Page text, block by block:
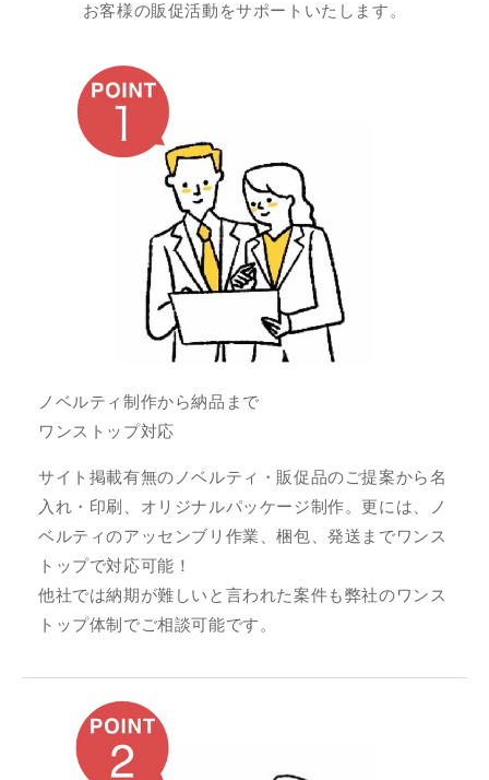
お客様の販促活動をサポートいたします。
ノベルティ制作から納品まで
ワンストップ対応
サイト掲載有無のノベルティ・販促品のご提案から名
入れ・印刷、オリジナルパッケージ制作。更には、ノ
ベルティのアッセンブリ作業、梱包、発送までワンス
トップで対応可能！
他社では納期が難しいと言われた案件も弊社のワンス
トップ体制でご相談可能です。